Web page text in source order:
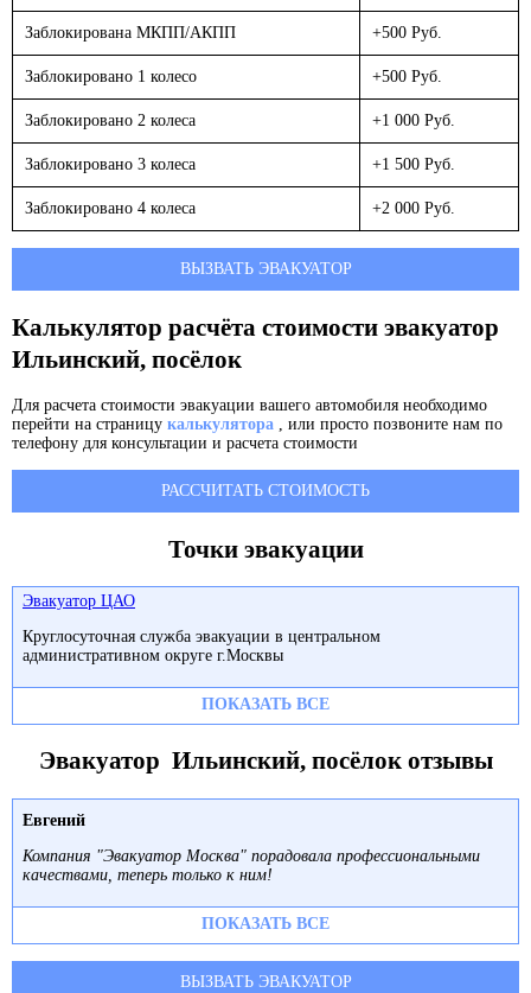
Заблокирована МКПП/АКПП +500 Руб.
Заблокировано 1 колесо +500 Руб.
Заблокировано 2 колеса +1 000 Руб.
Заблокировано 3 колеса +1 500 Руб.
Заблокировано 4 колеса +2 000 Руб.
ВЫЗВАТЬ ЭВАКУАТОР
Калькулятор расчёта стоимости эвакуатор
Ильинский, посёлок
Для расчета стоимости эвакуации вашего автомобиля необходимо
перейти на страницу калькулятора , или просто позвоните нам по
телефону для консультации и расчета стоимости
РАССЧИТАТЬ СТОИМОСТЬ
Точки эвакуации
Эвакуатор ЦАО
Круглосуточная служба эвакуации в центральном
административном округе г.Москвы
ПОКАЗАТЬ ВСЕ
Эвакуатор Ильинский, посёлок отзывы
Евгений
Компания "Эвакуатор Москва" порадовала профессиональными
качествами, теперь только к ним!
ПОКАЗАТЬ ВСЕ
ВЫЗВАТЬ ЭВАКУАТОР